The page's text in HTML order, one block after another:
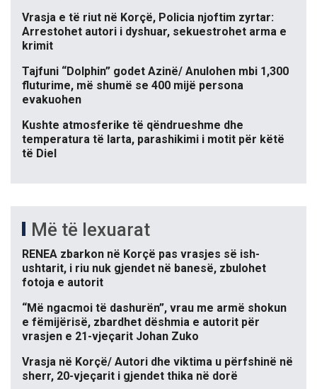
Vrasja e të riut në Korçë, Policia njoftim zyrtar:
Arrestohet autori i dyshuar, sekuestrohet arma e
krimit
Tajfuni “Dolphin” godet Azinë/ Anulohen mbi 1,300
fluturime, më shumë se 400 mijë persona
evakuohen
Kushte atmosferike të qëndrueshme dhe
temperatura të larta, parashikimi i motit për këtë
të Diel
Më të lexuarat
RENEA zbarkon në Korçë pas vrasjes së ish-
ushtarit, i riu nuk gjendet në banesë, zbulohet
fotoja e autorit
“Më ngacmoi të dashurën”, vrau me armë shokun
e fëmijërisë, zbardhet dëshmia e autorit për
vrasjen e 21-vjeçarit Johan Zuko
Vrasja në Korçë/ Autori dhe viktima u përfshinë në
sherr, 20-vjeçarit i gjendet thika në dorë